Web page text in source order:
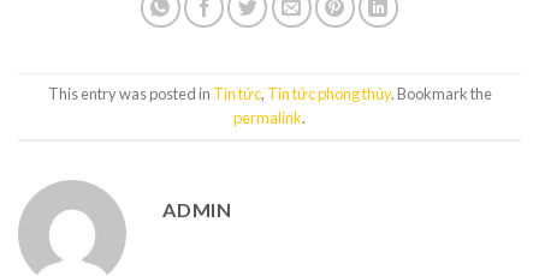
This entry was posted in Tin tức, Tin tức phong thủy. Bookmark the
permalink.
ADMIN